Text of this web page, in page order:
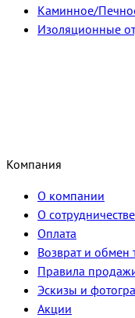
Каминное/
Изоляционные
Компания
О компании
О сотрудничестве
Оплата
Возврат и обмен
Правила
Эскизы и
Акции